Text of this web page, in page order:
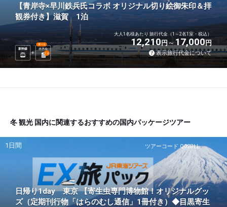
【青岸寺×早川鉄兵氏コラボ オリジナル切り絵御朱印＆拝
観券付き】滋賀 1泊
新幹線 ホテル
選べる
1 泊
大人1名様あたり 旅行代金（1～2名1室・税込）
12,210円 17,000円
表示旅行代金について
冬 観光 国内に関連するおすすめの国内パッケージツアー
ツアーコード Q02BLL
1日間
日帰り1day 東京 【寄生虫専門博物館！オリジナルグッ
ズ（定期刊行物「はらのむし通信」1冊付き）◆目黒寄生